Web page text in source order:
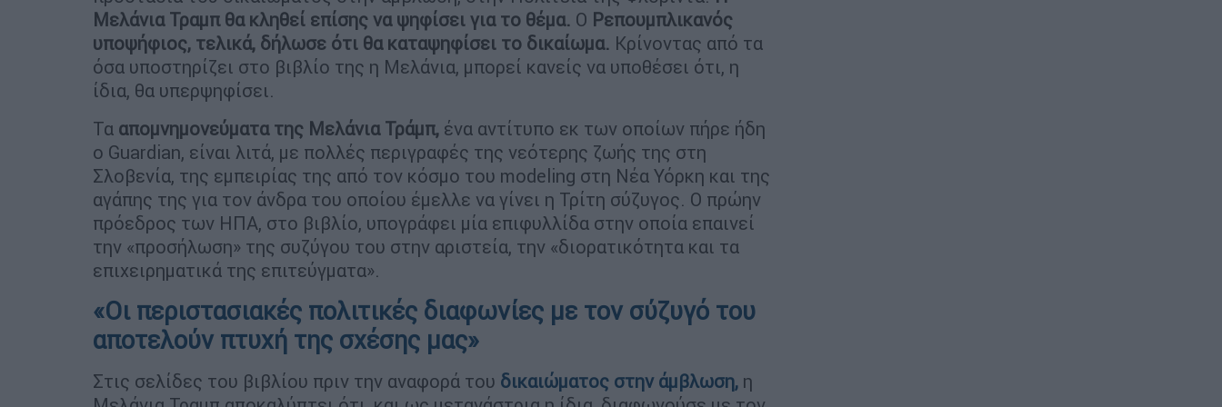
Μελάνια Τραμπ θα κληθεί επίσης να ψηφίσει για το θέμα. Ο Ρεπουμπλικανός
υποψήφιος, τελικά, δήλωσε ότι θα καταψηφίσει το δικαίωμα. Κρίνοντας από τα
όσα υποστηρίζει στο βιβλίο της η Μελάνια, μπορεί κανείς να υποθέσει ότι, η
ίδια, θα υπερψηφίσει.
Τα απομνημονεύματα της Μελάνια Τράμπ, ένα αντίτυπο εκ των οποίων πήρε ήδη
ο Guardian, είναι λιτά, με πολλές περιγραφές της νεότερης ζωής της στη
Σλοβενία, της εμπειρίας της από τον κόσμο του modeling στη Νέα Υόρκη και της
αγάπης της για τον άνδρα του οποίου έμελλε να γίνει η Τρίτη σύζυγος. Ο πρώην
πρόεδρος των ΗΠΑ, στο βιβλίο, υπογράφει μία επιφυλλίδα στην οποία επαινεί
την «προσήλωση» της συζύγου του στην αριστεία, την «διορατικότητα και τα
επιχειρηματικά της επιτεύγματα».
«Οι περιστασιακές πολιτικές διαφωνίες με τον σύζυγό του
αποτελούν πτυχή της σχέσης μας»
Στις σελίδες του βιβλίου πριν την αναφορά του δικαιώματος στην άμβλωση, η